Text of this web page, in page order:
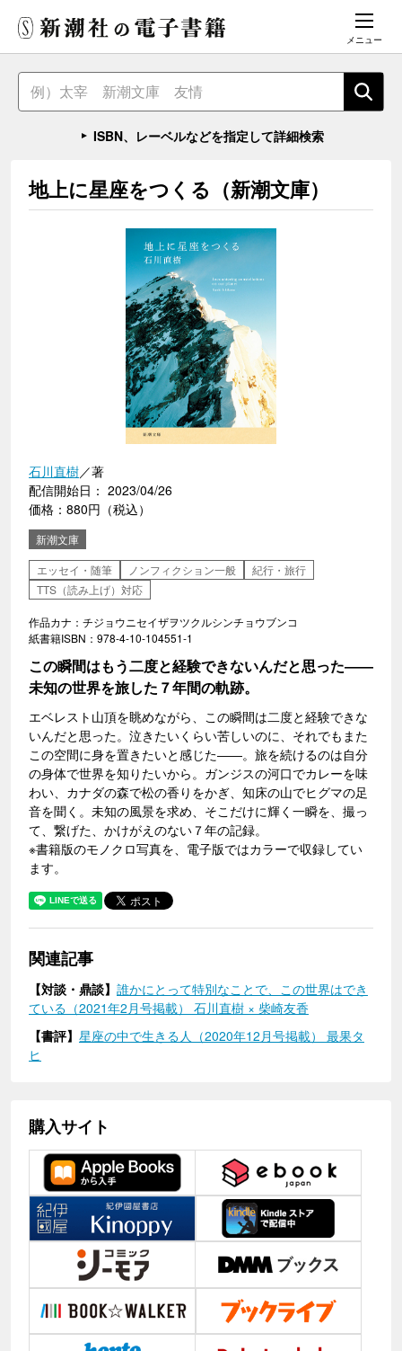
メニュー
ISBN、レーベルなどを指定して詳細検索
地上に星座をつくる（新潮文庫）
石川直樹／著
配信開始日： 2023/04/26
価格：880円（税込）
新潮文庫
エッセイ・随筆
ノンフィクション一般
紀行・旅行
TTS（読み上げ）対応
作品カナ：チジョウニセイザヲツクルシンチョウブンコ
紙書籍ISBN：978-4-10-104551-1
この瞬間はもう二度と経験できないんだと思った――
未知の世界を旅した７年間の軌跡。
エベレスト山頂を眺めながら、この瞬間は二度と経験できな
いんだと思った。泣きたいくらい苦しいのに、それでもまた
この空間に身を置きたいと感じた――。旅を続けるのは自分
の身体で世界を知りたいから。ガンジスの河口でカレーを味
わい、カナダの森で松の香りをかぎ、知床の山でヒグマの足
音を聞く。未知の風景を求め、そこだけに輝く一瞬を、撮っ
て、繋げた、かけがえのない７年の記録。
※書籍版のモノクロ写真を、電子版ではカラーで収録してい
ます。
関連記事
【対談・鼎談】 誰かにとって特別なことで、この世界はでき
ている（2021年2月号掲載） 石川直樹 × 柴崎友香
【書評】 星座の中で生きる人（2020年12月号掲載） 最果タ
ヒ
購入サイト